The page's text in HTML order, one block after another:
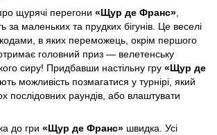
щурячі перегони «Щур де Франс»
за маленьких та прудких бігунів. Це веселі
в яких переможець, окрім першого
головний приз — велетенську
сиру! Придбавши настільну гру «Щур де
можливість позмагатися у турнірі, який
послідовних раундів, або влаштувати
до гри «Щур де Франс» швидка. Усі